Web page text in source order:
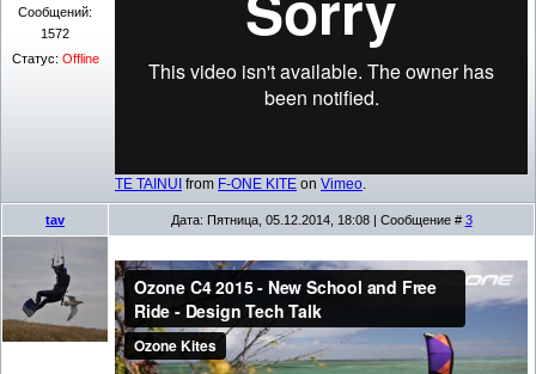
Сообщений:
1572
Статус: Offline
TE TAINUI from F-ONE KITE on Vimeo
tav Дата: Пятница, 05.12.2014, 18:08 | Сообщение # 3